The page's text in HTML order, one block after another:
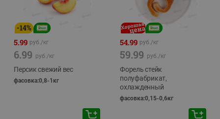
-14%
5.99 руб./кг
6.99 руб./кг
Персик свежий вес
фасовка:0,8-1кг
54.99 руб./кг
59.99 руб./кг
Форель стейк
полуфабрикат,
охлажденный
фасовка:0,15-0,6кг